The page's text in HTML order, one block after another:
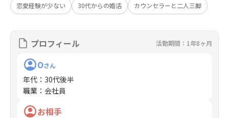
恋愛経験が少ない 30代からの婚活 カウンセラーと二人三脚
プロフィール 活動期間：1年8ヶ月
Oさん
年代 ： 30代後半
職業 ： 会社員
お相手